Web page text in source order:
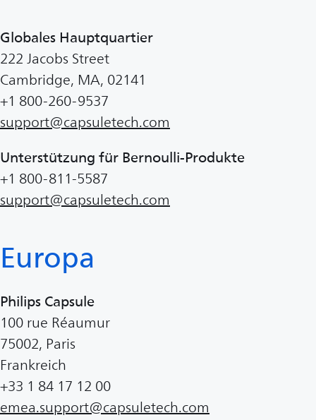
Globales Hauptquartier
222 Jacobs Street
Cambridge, MA, 02141
+1 800-260-9537
support@capsuletech.com
Unterstützung für Bernoulli-Produkte
+1 800-811-5587
support@capsuletech.com
Europa
Philips Capsule
100 rue Réaumur
75002, Paris
Frankreich
+33 1 84 17 12 00
emea.support@capsuletech.com